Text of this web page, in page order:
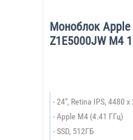
Моноблок Apple
Z1E5000JW M4
24", Retina IPS, 4480 x
Apple M4 (4.41 ГГц)
SSD, 512ГБ